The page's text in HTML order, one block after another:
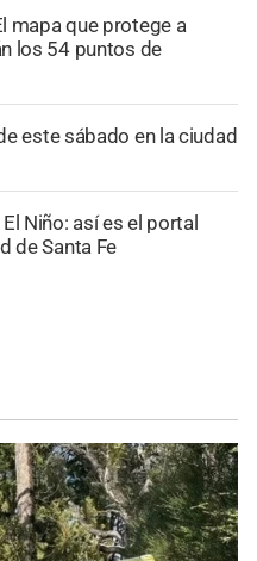
mapa que protege a
los 54 puntos de
este sábado en la ciudad
Niño: así es el portal
de Santa Fe